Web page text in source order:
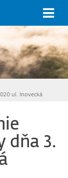
ul. Inovecká
dňa 3.